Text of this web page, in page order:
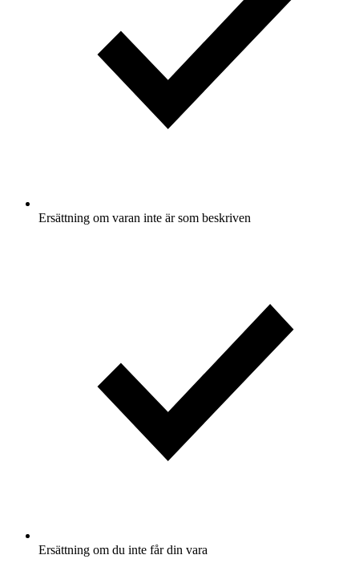
Ersättning om varan inte är som beskriven
Ersättning om du inte får din vara